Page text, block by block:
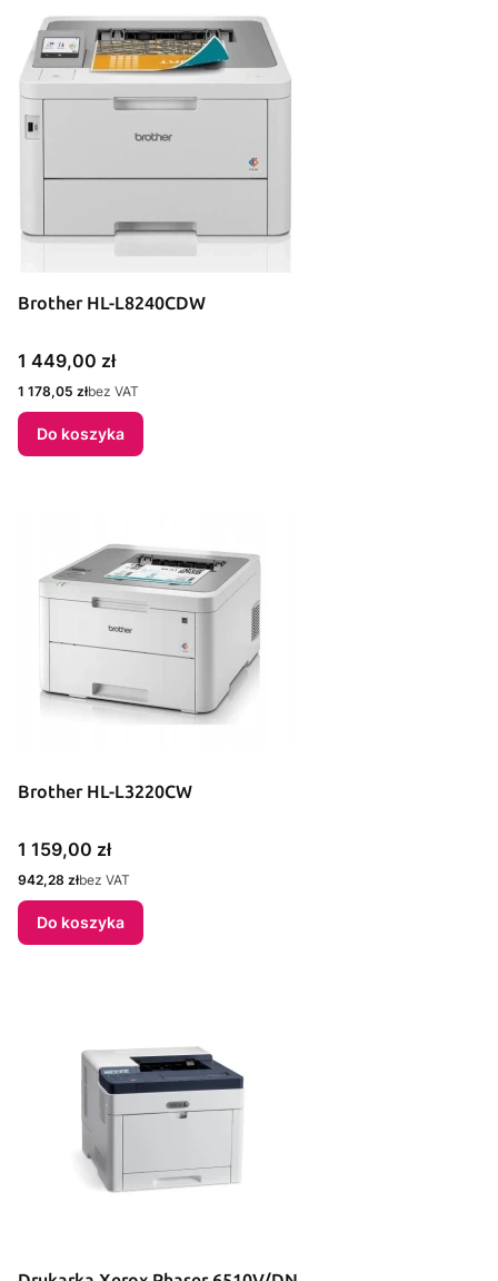
Brother HL-L8240CDW
Cena
1 449,00 zł
Cena
1 178,05 złbez VAT
Do koszyka
Brother HL-L3220CW
Cena
1 159,00 zł
Cena
942,28 złbez VAT
Do koszyka